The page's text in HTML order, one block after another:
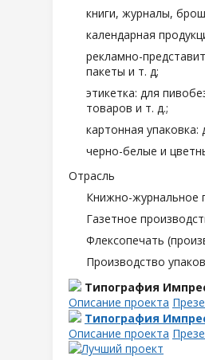
книги, журналы,
календарная
рекламно-
пакеты и т. д;
этикетка: для
товаров и т. д.;
картонная
черно-белые и
Отрасль
Книжно-журнальное
Газетное
Флексопечать
Производство
Типография
Описание проекта
Типография
Описание проекта